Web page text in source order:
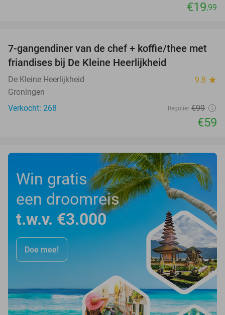
€19,99
40%
7-gangendiner van de chef + koffie/thee met
friandises bij De Kleine Heerlijkheid
De Kleine Heerlijkheid 9.8 star
Groningen
Verkocht: 268
Regulier €99
€59
Win gratis
een droomreis
t.w.v. €3.000
Doe mee!